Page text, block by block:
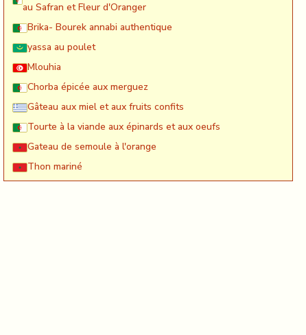
au Safran et Fleur d'Oranger
Brika- Bourek annabi authentique
yassa au poulet
Mlouhia
Chorba épicée aux merguez
Gâteau aux miel et aux fruits confits
Tourte à la viande aux épinards et aux oeufs
Gateau de semoule à l'orange
Thon mariné